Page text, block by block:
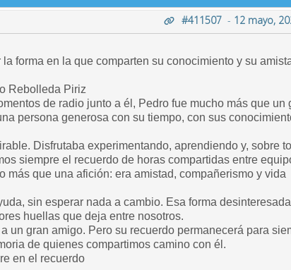
#411507 - 12 mayo,
forma en la que comparten su conocimiento y su
Rebolleda Piriz
de radio junto a él, Pedro fue mucho más que un
persona generosa con su tiempo, con sus
Disfrutaba experimentando, aprendiendo y, sobre
siempre el recuerdo de horas compartidas entre
que una afición: era amistad, compañerismo y vida
sin esperar nada a cambio. Esa forma
huellas que deja entre nosotros.
un gran amigo. Pero su recuerdo permanecerá para
de quienes compartimos camino con él.
en el recuerdo